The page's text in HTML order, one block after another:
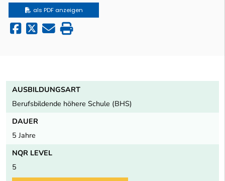
als PDF anzeigen
AUSBILDUNGSART
Berufsbildende höhere Schule (BHS)
DAUER
5 Jahre
NQR LEVEL
5